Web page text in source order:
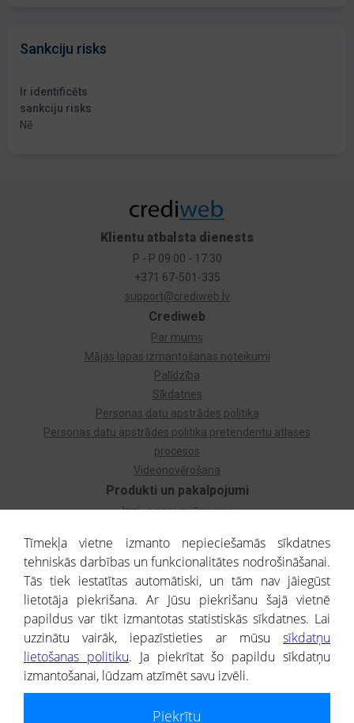
Sankciju risks
Ir identificēts
sankciju risks
Nē
Produkti un pakalpojumi
Izziņa par uzņēmumu
Dzimtas koks
Uzņēmumu atlase
Monitorings
Kredītizziņa par ārvalstu uzņēmumiem
Crediweb
Par mums
Mājas lapas izmantošanas noteikumi
Palīdzība
Sīkdatnes
Personas datu apstrādes politika
Personas datu apstrādes politika pretendentu atlases
procesos
Videonovērošana
Klientu atbalsta dienests
P - P 09:00 - 17:30
+371 67-501-335
support@crediweb.lv
® CREDITREFORM Latvija
SIA
Tīmekļa vietne izmanto nepieciešamās sīkdatnes
tehniskās darbības un funkcionalitātes nodrošināšanai.
Tās tiek iestatītas automātiski, un tām nav jāiegūst
lietotāja piekrišana. Ar Jūsu piekrišanu šajā vietnē
papildus var tikt izmantotas statistiskās sīkdatnes. Lai
uzzinātu vairāk, iepazīstieties ar mūsu sīkdatņu
lietošanas politiku. Ja piekrītat šo papildu sīkdatņu
izmantošanai, lūdzam atzīmēt savu izvēli.
Piekrītu